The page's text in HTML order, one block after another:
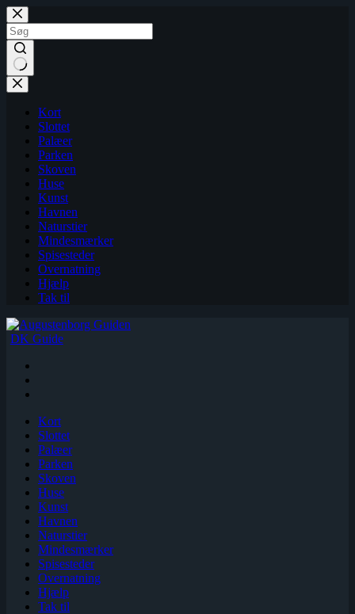
Fortsæt
til
indhold
Kort
Slottet
Palæer
Parken
Skoven
Huse
Kunst
Havnen
Naturstier
Mindesmærker
Spisesteder
Overnatning
Hjælp
Tak til
DK Guide
Kort
Slottet
Palæer
Parken
Skoven
Huse
Kunst
Havnen
Naturstier
Mindesmærker
Spisesteder
Overnatning
Hjælp
Tak til